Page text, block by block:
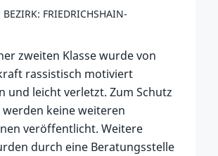
BEZIRK: FRIEDRICHSHAIN-
zweiten Klasse wurde von
rassistisch motiviert
und leicht verletzt. Zum Schutz
werden keine weiteren
veröffentlicht. Weitere
durch eine Beratungsstelle